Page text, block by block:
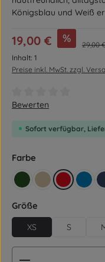
Königsblau und Weiß
Verkaufspreis:
19,00 € % 29,00
Inhalt: 1
Preise inkl. MwSt. zzgl.
Durchschnittliche
Bewerten
Sofort verfügbar,
Farbe
retro grün
beigerot blau
Größe
XS S
Produkt Anzahl: